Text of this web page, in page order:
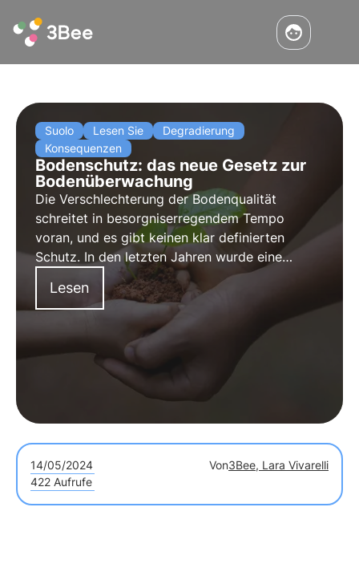
Suolo Lesen Sie
Degradierung
Konsequenzen
Bodenschutz: das neue Gesetz zur
Bodenüberwachung
Die Verschlechterung der Bodenqualität
schreitet in besorgniserregendem Tempo
voran, und es gibt keinen klar definierten
Schutz. In den letzten Jahren wurde eine
europäische Strategie und Richtlinie für den
Schutz und die Wiederherstellung dieser mit
unserer Gesundheit so eng verbundenen
Komponente wie dem Boden entwickelt.
Lesen
14/05/2024 Von3Bee, Lara Vivarelli
422 Aufrufe